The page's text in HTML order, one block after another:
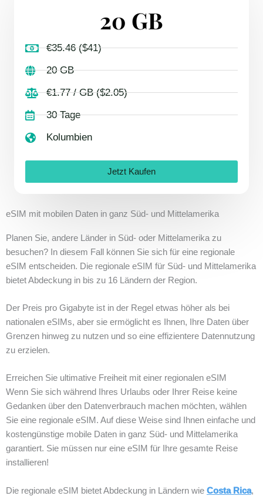
20 GB
€35.46 ($41)
20 GB
€1.77 / GB ($2.05)
30 Tage
Kolumbien
Jetzt Kaufen
eSIM mit mobilen Daten in ganz Süd- und Mittelamerika
Planen Sie, andere Länder in Süd- oder Mittelamerika zu
besuchen? In diesem Fall können Sie sich für eine regionale
eSIM entscheiden. Die regionale eSIM für Süd- und Mittelamerika
bietet Abdeckung in bis zu 16 Ländern der Region.
Der Preis pro Gigabyte ist in der Regel etwas höher als bei
nationalen eSIMs, aber sie ermöglicht es Ihnen, Ihre Daten über
Grenzen hinweg zu nutzen und so eine effizientere Datennutzung
zu erzielen.
Erreichen Sie ultimative Freiheit mit einer regionalen eSIM
Wenn Sie sich während Ihres Urlaubs oder Ihrer Reise keine
Gedanken über den Datenverbrauch machen möchten, wählen
Sie eine regionale eSIM. Auf diese Weise sind Ihnen einfache und
kostengünstige mobile Daten in ganz Süd- und Mittelamerika
garantiert. Sie müssen nur eine eSIM für Ihre gesamte Reise
installieren!
Die regionale eSIM bietet Abdeckung in Ländern wie Costa Rica,